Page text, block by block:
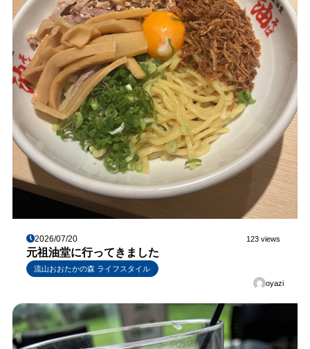
2026/07/20 123 views
元祖油堂に行ってきました
流山おおたかの森 ライフスタイル
oyazi